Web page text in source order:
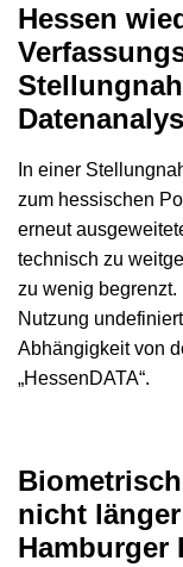
Hessen
In einer
zum hessischen
erneut
technisch zu
zu wenig
Nutzung
Abhängigkeit von
„HessenDATA“.
nicht
Hamburger